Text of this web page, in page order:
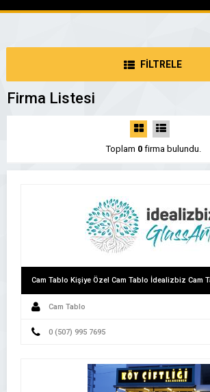
FİLTRELE
Firma Listesi
Toplam 0firma bulundu.
Cam Tablo
0 (507) 995 7695